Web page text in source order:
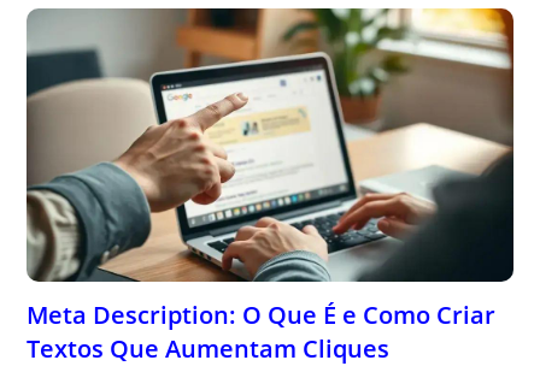
Meta Description: O Que É e Como Criar
Textos Que Aumentam Cliques